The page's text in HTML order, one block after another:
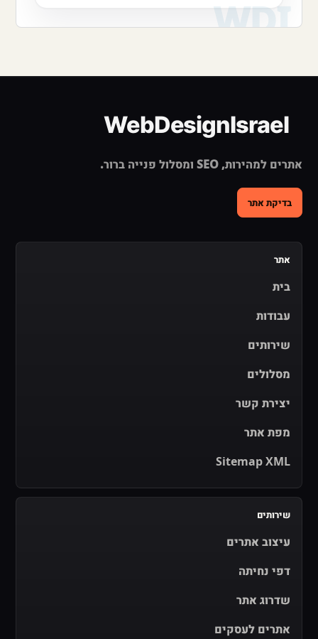
אתרים למהירות, SEO ומסלול פנייה ברור.
בדיקת אתר
אתר
בית
עבודות
שירותים
מסלולים
יצירת קשר
מפת אתר
Sitemap XML
שירותים
עיצוב אתרים
דפי נחיתה
שדרוג אתר
אתרים לעסקים